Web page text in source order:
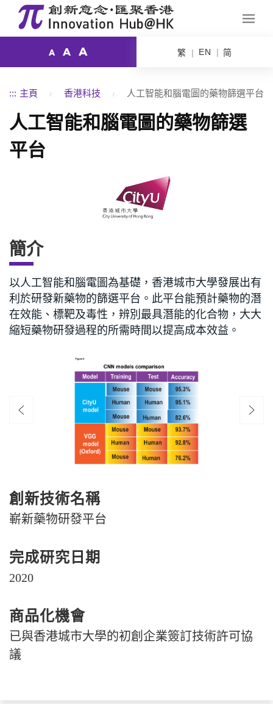
A A A 繁 EN 简
::: 主頁 香港科技 人工智能和腦電圖的藥物篩選平台
人工智能和腦電圖的藥物篩選
平台
簡介
以人工智能和腦電圖為基礎，香港城市大學發展出有
利於研發新藥物的篩選平台。此平台能預計藥物的潛
在效能、標靶及毒性，辨別最具潛能的化合物，大大
縮短藥物研發過程的所需時間以提高成本效益。
創新技術名稱
嶄新藥物研發平台
完成研究日期
2020
商品化機會
已與香港城市大學的初創企業簽訂技術許可協
議